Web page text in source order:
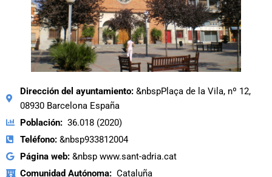
Dirección del ayuntamiento:&nbspPlaça de la Vila, nº 12,
08930 Barcelona España
Población:36.018 (2020)
Teléfono:&nbsp933812004
Página web:&nbsp www.sant-adria.cat
Comunidad Autónoma:Cataluña